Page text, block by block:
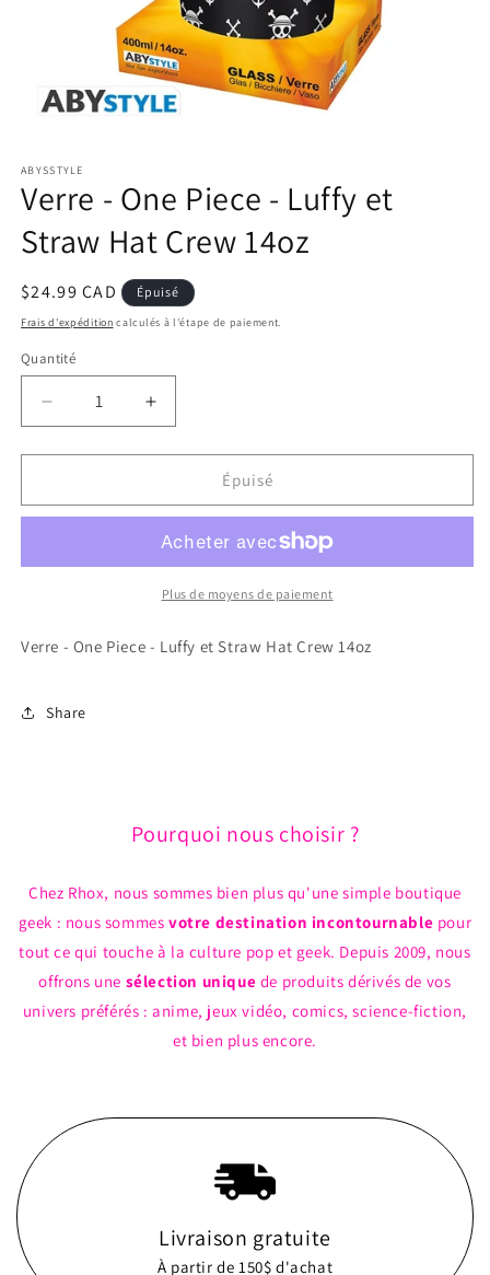
média
1
dans
fenêtre
modale
ABYSSTYLE
Verre - One Piece - Luffy et
Straw Hat Crew 14oz
Prix
habituel
$24.99 CAD Épuisé
Frais d'expédition calculés à l'étape de paiement.
Quantité
Réduire
la
quantité
Verre
Piece
et
Crew
Augmenter
la
quantité
Verre
One
Piece
et
Straw
Épuisé
Plus de moyens de paiement
Verre - One Piece - Luffy et Straw Hat Crew 14oz
Share
Pourquoi nous choisir ?
Chez Rhox, nous sommes bien plus qu'une simple boutique
geek : nous sommesvotre destination incontournable pour
tout ce qui touche à la culture pop et geek. Depuis 2009, nous
offrons une sélection unique de produits dérivés de vos
univers préférés : anime, jeux vidéo, comics, science-fiction,
et bien plus encore.
Livraison gratuite
À partir de 150$ d'achat